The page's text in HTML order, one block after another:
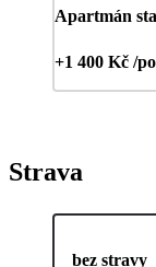
Apartmán
+1 400 Kč /
Strava
bez stravy